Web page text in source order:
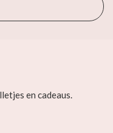
en cadeaus.